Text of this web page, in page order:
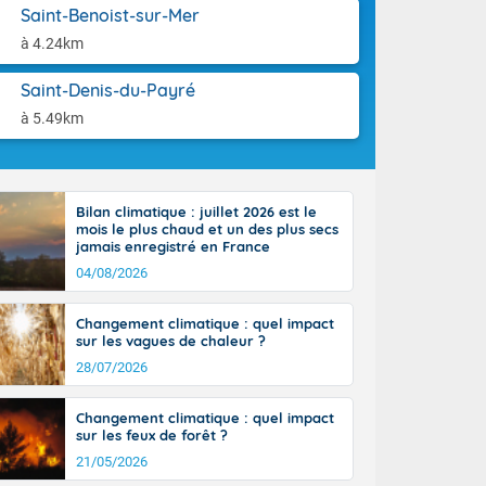
Saint-Benoist-sur-Mer
à 4.24km
Saint-Denis-du-Payré
à 5.49km
jusque
sur la Corse
le
des
En
en
d'après-
jour, le
au sud,
hausse, en
quasi-
et même
Bilan climatique : juillet 2026 est le
mois le plus chaud et un des plus secs
jamais enregistré en France
04/08/2026
Changement climatique : quel impact
sur les vagues de chaleur ?
28/07/2026
Changement climatique : quel impact
sur les feux de forêt ?
21/05/2026